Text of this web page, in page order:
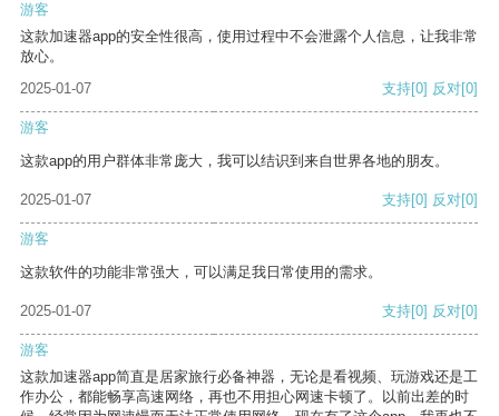
游客
这款加速器app的安全性很高，使用过程中不会泄露个人信息，让我非常
放心。
2025-01-07
支持[0] 反对[0]
游客
这款app的用户群体非常庞大，我可以结识到来自世界各地的朋友。
2025-01-07 支持[0] 反对[0]
游客
这款软件的功能非常强大，可以满足我日常使用的需求。
2025-01-07 支持[0] 反对[0]
游客
这款加速器app简直是居家旅行必备神器，无论是看视频、玩游戏还是工
作办公，都能畅享高速网络，再也不用担心网速卡顿了。以前出差的时